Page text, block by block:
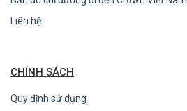
Liên hệ
CHÍNH SÁCH
Quy định sử dụng